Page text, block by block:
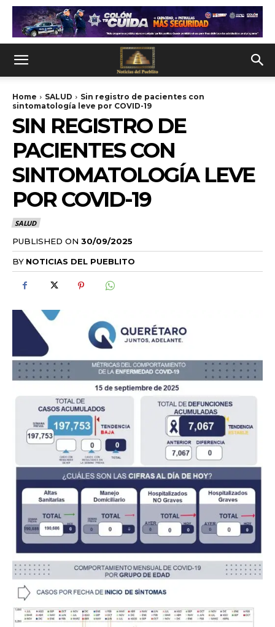
Home SALUD
Sin registro de pacientes con
sintomatología leve por COVID-19
SIN REGISTRO DE
PACIENTES CON
SINTOMATOLOGÍA LEVE
POR COVID-19
SALUD
PUBLISHED ON 30/09/2025
BY NOTICIAS DEL PUEBLITO